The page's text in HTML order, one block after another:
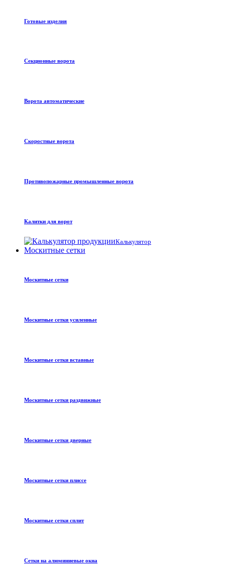
Готовые изделия
Секционные ворота
Ворота автоматические
Скоростные ворота
Противопожарные промышленные ворота
Калитки для ворот
Калькулятор
Москитные сетки
Москитные сетки
Москитные сетки усиленные
Москитные сетки вставные
Москитные сетки раздвижные
Москитные сетки дверные
Москитные сетки плиссе
Москитные сетки сплит
Сетки на алюминиевые окна